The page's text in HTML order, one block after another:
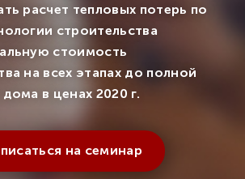
расчет тепловых потерь по
строительства
стоимость
на всех этапах до полной
в ценах 2020 г.
на семинар